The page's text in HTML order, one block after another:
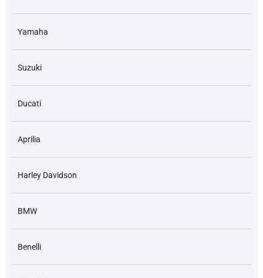
Yamaha
Suzuki
Ducati
Aprilia
Harley Davidson
BMW
Benelli